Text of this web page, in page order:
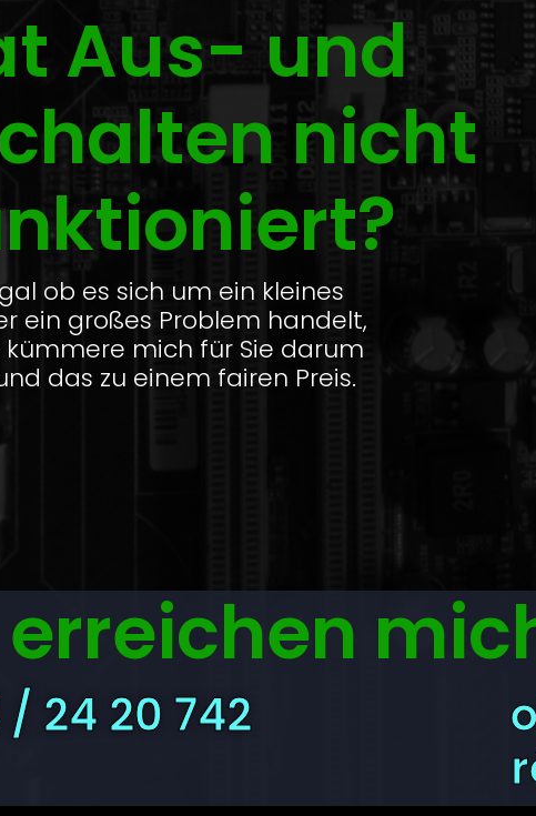
Aus- und
nicht
ob es sich um ein kleines
ein großes Problem handelt,
kümmere mich für Sie darum
das zu einem fairen Preis.
erreichen
24 20 742